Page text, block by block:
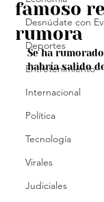
Desnúdate con
Deportes
Entretenimiento
Internacional
Política
Tecnología
Virales
Judiciales
famoso
rumora
Se ha
habría salido